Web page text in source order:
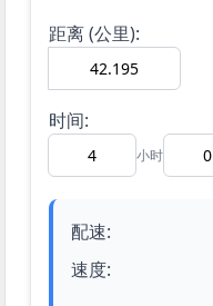
距离 (公里):
时间:
小时
配速:
速度: